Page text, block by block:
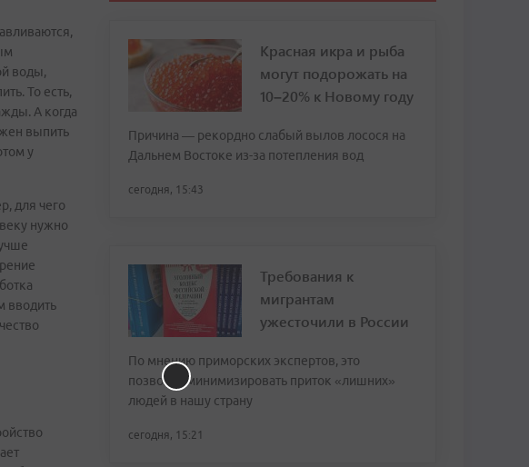
воды,
То есть,
А когда
выпить
у
для чего
нужно
вводить
Красная икра и рыба
могут подорожать на
10–20% к Новому году
Причина — рекордно слабый вылов лосося на
Дальнем Востоке из-за потепления вод
сегодня, 15:43
Требования к
мигрантам
ужесточили в России
По мнению приморских экспертов, это
позволит минимизировать приток «лишних»
людей в нашу страну
сегодня, 15:21